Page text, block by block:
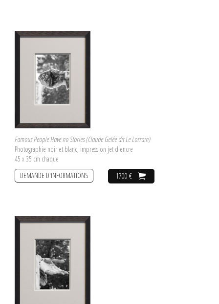
Famous People Have no Stories (Claude Gelée dit Le Lorrain)
Photographie noir et blanc, impression jet d'encre
45 x 35 cm chaque
1700 €
DEMANDE D'INFORMATIONS